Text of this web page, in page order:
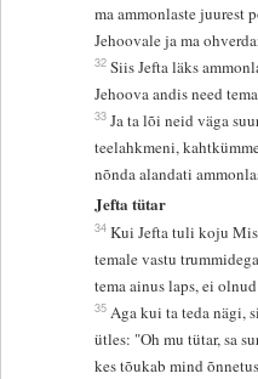
ma ammonlaste juurest
Jehoovale ja ma
32 Siis Jefta läks
Jehoova andis need
33 Ja ta lõi neid väga
teelahkmeni,
nõnda alandati
Jefta tütar
34 Kui Jefta tuli koju
temale vastu
tema ainus laps, ei
35 Aga kui ta teda nägi,
ütles: "Oh mu tütar, sa
kes tõukab mind